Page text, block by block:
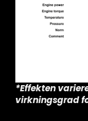
*Effekten
virkningsgrad